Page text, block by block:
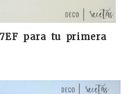
para tu primera